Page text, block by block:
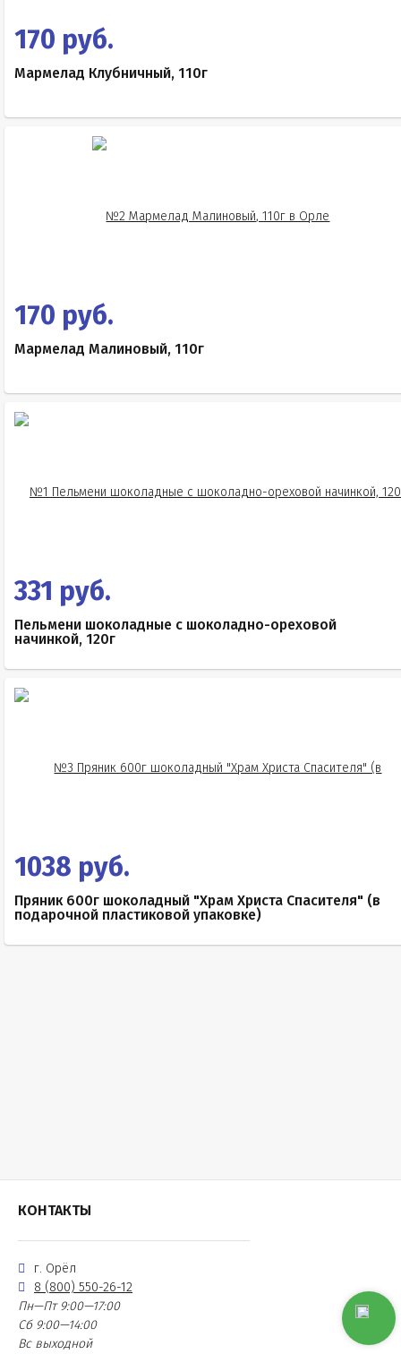
Е525
Е330)
170 руб.
Мармелад Клубничный, 110г
170 руб.
Мармелад Малиновый, 110г
331 руб.
Пельмени шоколадные с шоколадно-ореховой
начинкой, 120г
1038 руб.
Пряник 600г шоколадный "Храм Христа Спасителя" (в
подарочной пластиковой упаковке)
КОНТАКТЫ
г. Орёл
8 (800) 550-26-12
Пн—Пт 9:00—17:00
Сб 9:00—14:00
Вс выходной